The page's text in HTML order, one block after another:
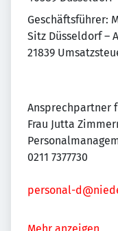
Geschäftsführer:
Sitz Düsseldorf –
21839
Ansprechpartner
Frau Jutta
0211 7377730
personal-